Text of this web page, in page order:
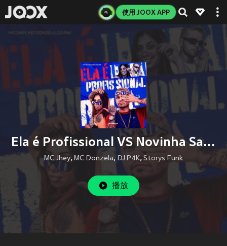
使用 JOOX APP
Ela é Profissional VS Novinha Safada (Explicit)
MC Jhey, MC Donzela, DJ P4K, Storys Funk
播放